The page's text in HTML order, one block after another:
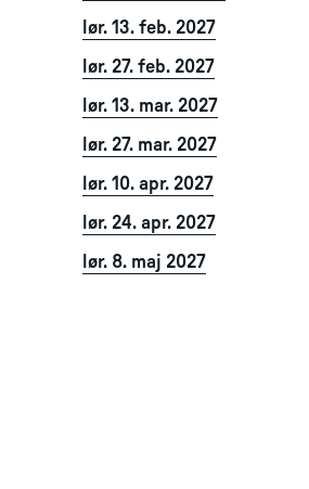
lør. 13. feb. 2027
lør. 27. feb. 2027
lør. 13. mar. 2027
lør. 27. mar. 2027
lør. 10. apr. 2027
lør. 24. apr. 2027
lør. 8. maj 2027